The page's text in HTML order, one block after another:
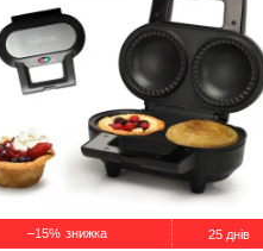
–15% 25 днів